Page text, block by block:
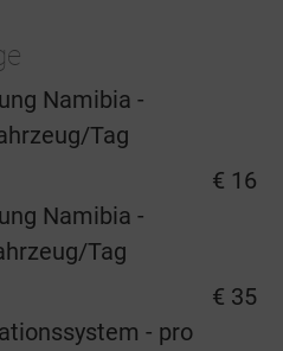
Namibia -
Tag
€ 16
Namibia -
Tag
€ 35
- pro